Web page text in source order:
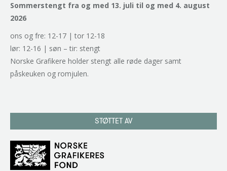
Sommerstengt fra og med 13. juli til og med 4. august
2026
ons og fre: 12-17 | tor 12-18
lør: 12-16 | søn – tir: stengt
Norske Grafikere holder stengt alle røde dager samt
påskeuken og romjulen.
STØTTET AV